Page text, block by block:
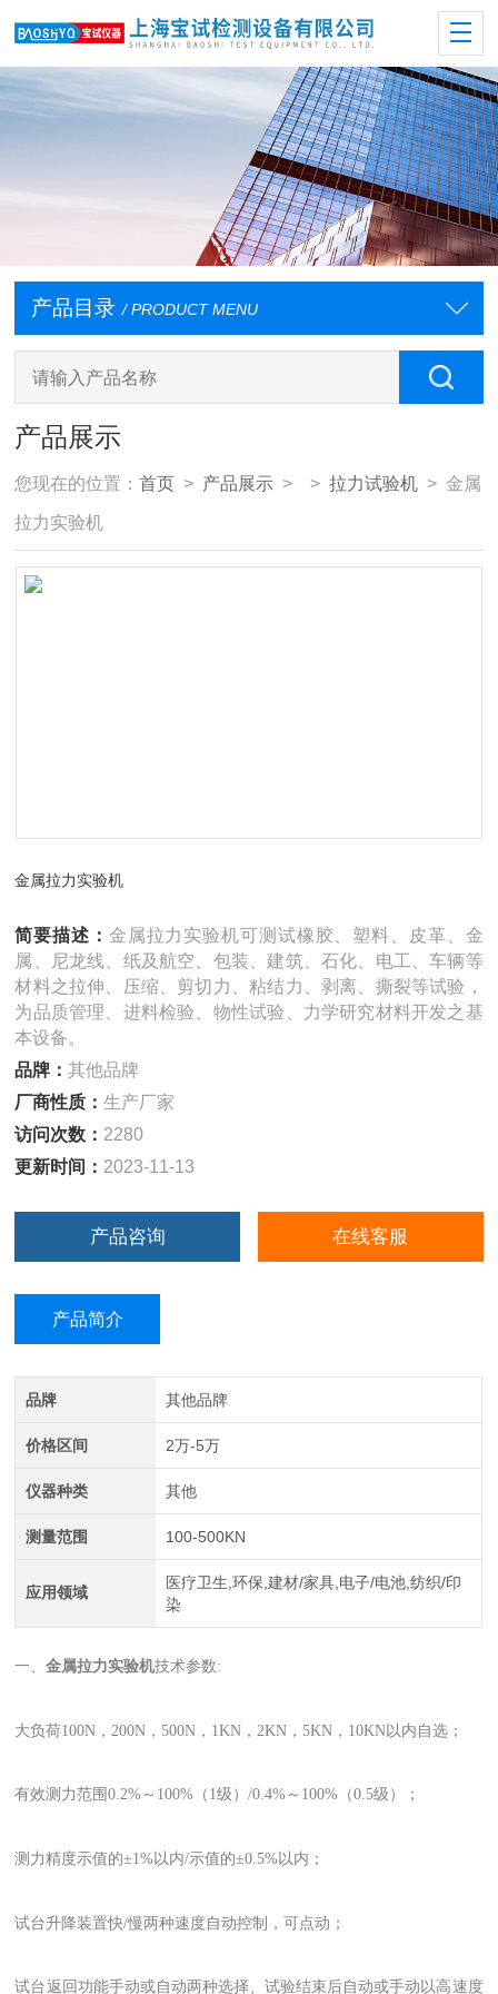
产品目录 / PRODUCT MENU
产品展示
您现在的位置：首页 > 产品展示 > >拉力试验机 > 金属
拉力实验机
金属拉力实验机
简要描述： 金属拉力实验机可测试橡胶、塑料、皮革、金
属、尼龙线、纸及航空、包装、建筑、石化、电工、车辆等
材料之拉伸、压缩、剪切力、粘结力、剥离、撕裂等试验，
为品质管理、进料检验、物性试验、力学研究材料开发之基
本设备。
品牌：其他品牌
厂商性质：生产厂家
访问次数： 2280
更新时间： 2023-11-13
产品咨询 在线客服
产品简介
品牌 其他品牌
价格区间 2万-5万
仪器种类 其他
测量范围 100-500KN
应用领域
医疗卫生,环保,建材/家具,电子/电池,纺织/印
染
一、金属拉力实验机技术参数:
大负荷100N，200N，500N，1KN，2KN，5KN，10KN以内自选；
有效测力范围0.2%～100%（1级）/0.4%～100%（0.5级）；
测力精度示值的±1%以内/示值的±0.5%以内；
试台升降装置快/慢两种速度自动控制，可点动；
试台返回功能手动或自动两种选择、试验结束后自动或手动以高速度